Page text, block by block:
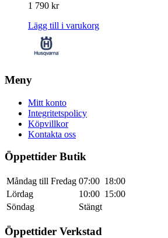
1 790 kr
Lägg till i varukorg
Meny
Mitt konto
Integritetspolicy
Köpvillkor
Kontakta oss
Öppettider Butik
Måndag till Fredag 07:00 18:00
Lördag
10:00 15:00
Söndag
Stängt
Öppettider Verkstad